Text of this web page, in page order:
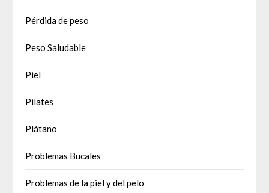
Pérdida de peso
Peso Saludable
Piel
Pilates
Plátano
Problemas Bucales
Problemas de la piel y del pelo